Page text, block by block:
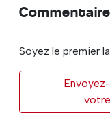
Soyez le premier